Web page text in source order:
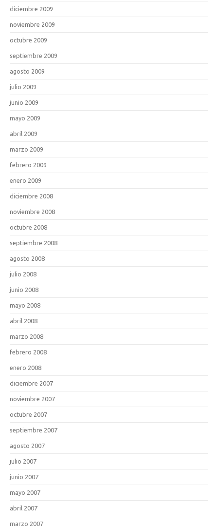
diciembre 2009
noviembre 2009
octubre 2009
septiembre 2009
agosto 2009
julio 2009
junio 2009
mayo 2009
abril 2009
marzo 2009
febrero 2009
enero 2009
diciembre 2008
noviembre 2008
octubre 2008
septiembre 2008
agosto 2008
julio 2008
junio 2008
mayo 2008
abril 2008
marzo 2008
febrero 2008
enero 2008
diciembre 2007
noviembre 2007
octubre 2007
septiembre 2007
agosto 2007
julio 2007
junio 2007
mayo 2007
abril 2007
marzo 2007